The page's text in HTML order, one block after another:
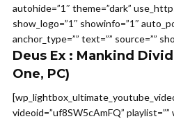
autohide=”1″ theme=”dark”
show_logo=”1″ showinfo=”1″
anchor_type=”” text=”” source=””
Deus Ex : Mankind
One, PC)
videoid=”uf8SW5cAmFQ”